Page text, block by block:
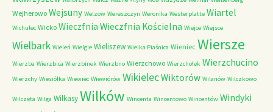
Wejherowo Wejsuny Welzow Wereszczyn Weronika Westerplatte Wiartel
Wichulec Wicko Wieczfnia Wieczfnia Kościelna Wiejce Wiejsce
Wielbark Wieleń Wielgie Wieliszew Wielka Piaśnica Wieniec Wiersze
Wierzba Wierzbica Wierzbinek Wierzbno Wierzchowo Wierzchołek Wierzchucino
Wierzchy Wiesiółka Wiewiec Wiewiórów WikielecWiktorów Wilanów Wilczkowo
Wilczęta Wilga WilkasyWilków Wincenta Wincentowo Wincentów Windyki